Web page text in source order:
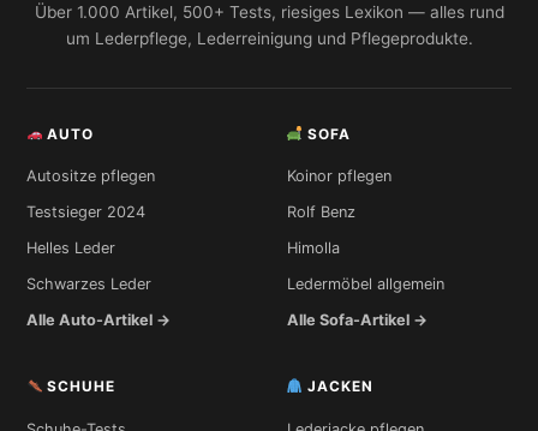
Über 1.000 Artikel, 500+ Tests, riesiges Lexikon — alles rund
um Lederpflege, Lederreinigung und Pflegeprodukte.
AUTO
Autositze pflegen
Testsieger 2024
Helles Leder
Schwarzes Leder
Alle Auto-Artikel →
SOFA
Koinor pflegen
Rolf Benz
Himolla
Ledermöbel allgemein
Alle Sofa-Artikel →
SCHUHE JACKEN